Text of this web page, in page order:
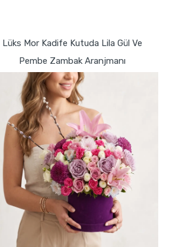
Lüks Mor Kadife Kutuda Lila Gül Ve
Pembe Zambak Aranjmanı